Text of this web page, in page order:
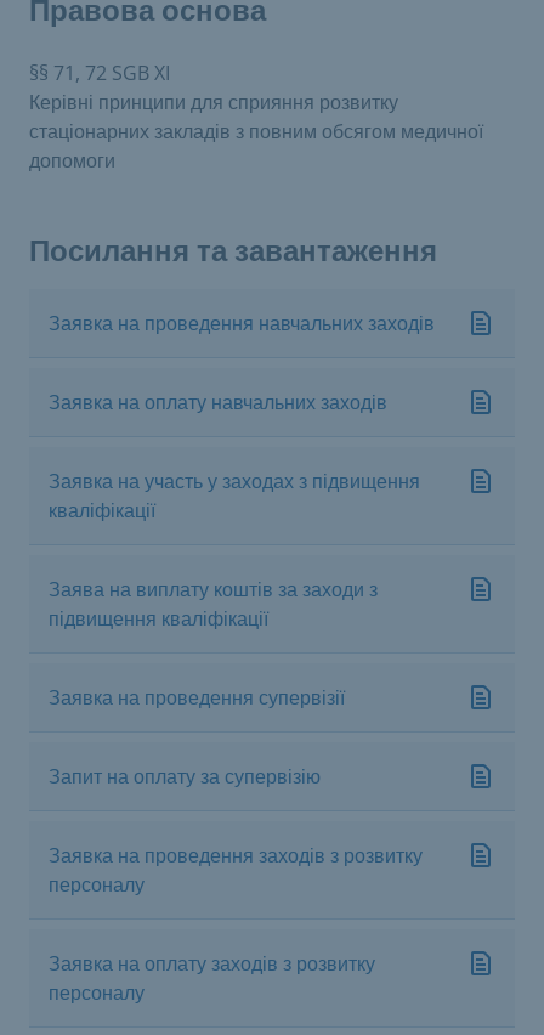
Правова основа
§§ 71, 72 SGB XI
Керівні принципи для сприяння розвитку
стаціонарних закладів з повним обсягом медичної
допомоги
Посилання та завантаження
Заявка на проведення навчальних заходів
Заявка на оплату навчальних заходів
Заявка на участь у заходах з підвищення
кваліфікації
Заява на виплату коштів за заходи з
підвищення кваліфікації
Заявка на проведення супервізії
Запит на оплату за супервізію
Заявка на проведення заходів з розвитку
персоналу
Заявка на оплату заходів з розвитку
персоналу